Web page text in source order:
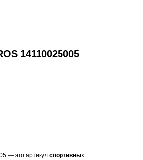
14110025005
— это артикул спортивных